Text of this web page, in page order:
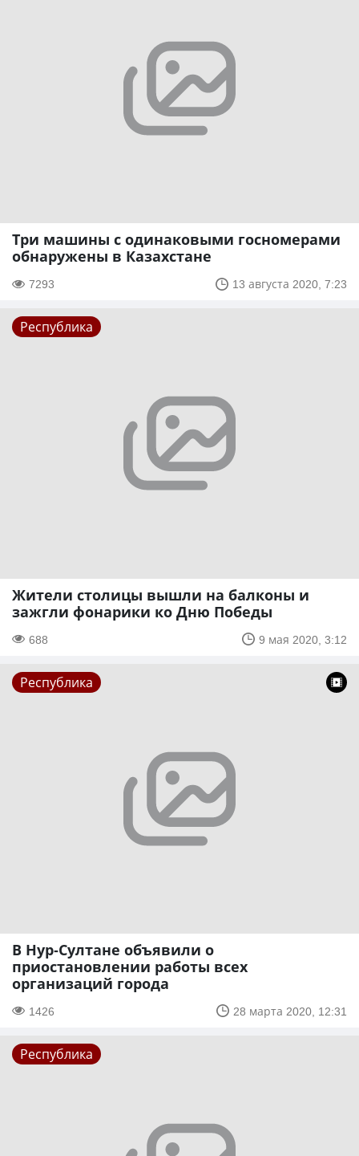
Три машины с одинаковыми госномерами
обнаружены в Казахстане
7293 13 августа 2020, 7:23
Республика
Жители столицы вышли на балконы и
зажгли фонарики ко Дню Победы
688 9 мая 2020, 3:12
Республика
В Нур-Султане объявили о
приостановлении работы всех
организаций города
1426 28 марта 2020, 12:31
Республика